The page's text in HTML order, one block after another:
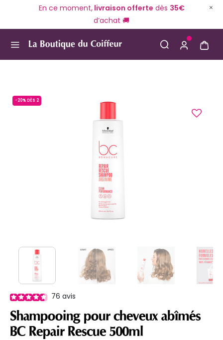
En ce moment,livraison offerte dès 35€
d’achat 🚚
-20% DÈS 2
76 avis
Shampooing pour cheveux abîmés
BC Repair Rescue 500ml